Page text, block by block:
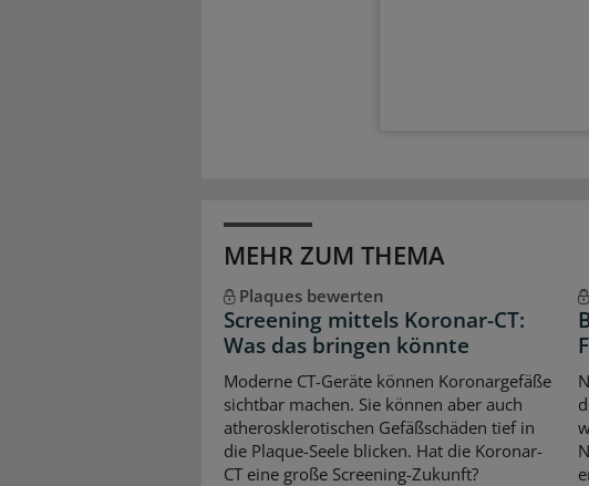
MEHR ZUM THEMA
Plaques bewerten
Screening mittels Koronar-CT:
Was das bringen könnte
Moderne CT-Geräte können Koronargefäße
sichtbar machen. Sie können aber auch
atherosklerotischen Gefäßschäden tief in
die Plaque-Seele blicken. Hat die Koronar-
CT eine große Screening-Zukunft?